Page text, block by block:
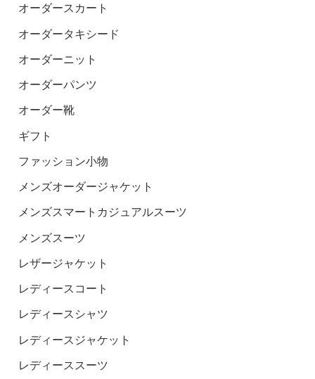
オーダースカート
オーダータキシード
オーダーニット
オーダーパンツ
オーダー靴
ギフト
ファッション小物
メンズオーダージャケット
メンズスマートカジュアルスーツ
メンズスーツ
レザージャケット
レディースコート
レディースシャツ
レディースジャケット
レディーススーツ